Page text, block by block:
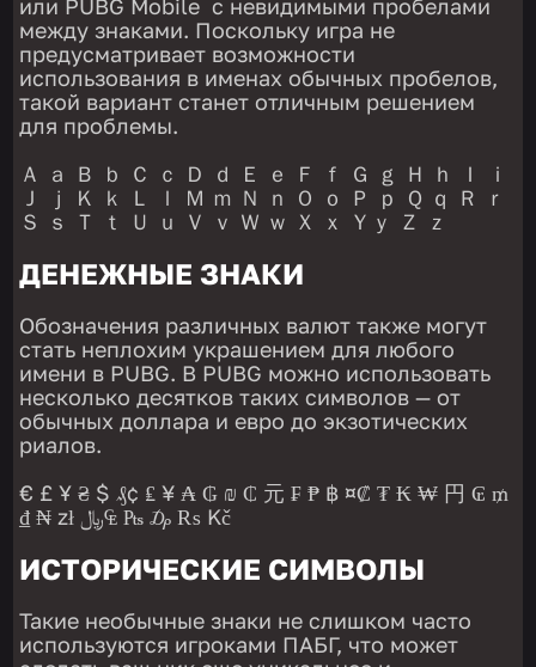
или PUBG Mobile с невидимыми пробелами
между знаками. Поскольку игра не
предусматривает возможности
использования в именах обычных пробелов,
такой вариант станет отличным решением
для проблемы.
Ａ ａ Ｂ ｂ Ｃ ｃ Ｄ ｄ Ｅ ｅ Ｆ ｆ Ｇ ｇ Ｈ ｈ Ｉ ｉ
Ｊ ｊ Ｋ ｋ Ｌ ｌ Ｍ ｍ Ｎ ｎ Ｏ ｏ Ｐ ｐ Ｑ ｑ Ｒ ｒ
Ｓ ｓ Ｔ ｔ Ｕ ｕ Ｖ ｖ Ｗ ｗ Ｘ ｘ Ｙｙ Ｚ ｚ
ДЕНЕЖНЫЕ ЗНАКИ
Обозначения различных валют также могут
стать неплохим украшением для любого
имени в PUBG. В PUBG можно использовать
несколько десятков таких символов — от
обычных доллара и евро до экзотических
риалов.
€ £ Ұ ₴ $ ₰¢ ₤ ¥ ₳ ₲ ₪ ₵ 元 ₣ ₱ ฿ ¤₡ ₮ ₭ ₩ 円 ₢ ₥
₫ ₦ zł ﷼₠ ₧ ₯ ₨ Kč
ИСТОРИЧЕСКИЕ СИМВОЛЫ
Такие необычные знаки не слишком часто
используются игроками ПАБГ, что может